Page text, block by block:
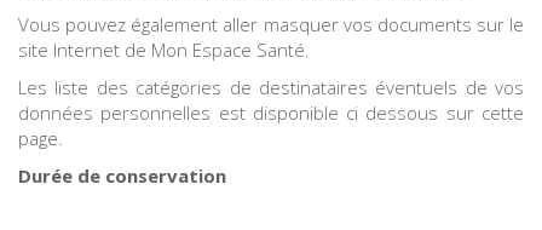
Vous pouvez également aller masquer vos documents sur le
site Internet de Mon Espace Santé.
Les liste des catégories de destinataires éventuels de vos
données personnelles est disponible ci dessous sur cette
page.
Durée de conservation